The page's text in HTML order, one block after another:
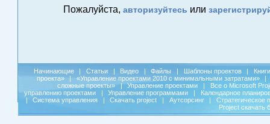
Пожалуйста, авторизуйтесь или
Начинающие | Статьи | Видео | Файлы | Шаблоны проектов |
Книги
проекта»
| «Управление проектами 2010 с минимальными затратами»
|
сложные проекты»
| Управление проектами |
Все о Microsoft
управлению проектами
| Управление программами |
Календарное
|
Система управления | Скачать project | Аутсорсинг |
Стратегическое
Project скачать